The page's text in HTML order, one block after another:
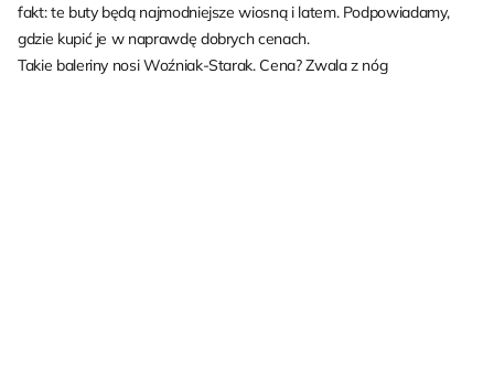
fakt: te buty będą najmodniejsze wiosną i latem. Podpowiadamy,
gdzie kupić je w naprawdę dobrych cenach.
Takie baleriny nosi Woźniak-Starak. Cena? Zwala z nóg